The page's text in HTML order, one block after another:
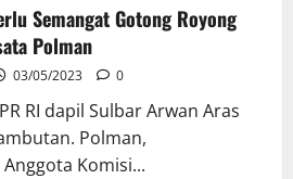
Semangat Gotong Royong
Polman
03/05/2023 0
RI dapil Sulbar Arwan Aras
Polman,
Komisi...